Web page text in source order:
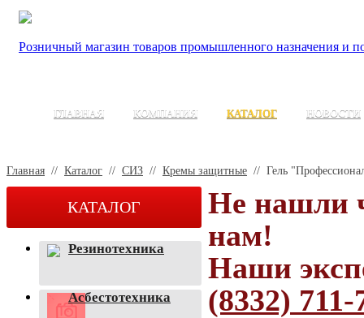
Розничный магазин товаров промышленного назначения и
ГЛАВНАЯ КОМПАНИЯ КАТАЛОГ НОВОСТИ
Главная // Каталог // СИЗ // Кремы защитные // Гель
КАТАЛОГ
Резинотехника
Асбестотехника
Не нашли
нам!
Наши
(8332) 711-